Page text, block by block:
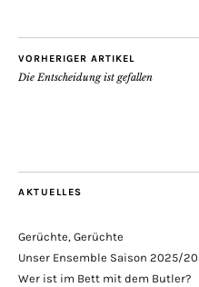
VORHERIGER ARTIKEL
Die Entscheidung ist gefallen
AKTUELLES
Gerüchte, Gerüchte
Unser Ensemble Saison 2025/
Wer ist im Bett mit dem Butler?